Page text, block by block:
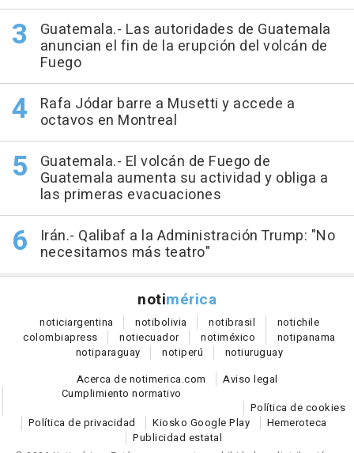
Guatemala.- Las autoridades de Guatemala
anuncian el fin de la erupción del volcán de
Fuego
Rafa Jódar barre a Musetti y accede a
octavos en Montreal
Guatemala.- El volcán de Fuego de
Guatemala aumenta su actividad y obliga a
las primeras evacuaciones
Irán.- Qalibaf a la Administración Trump: "No
necesitamos más teatro"
notimérica
noticiargentina notibolivia notibrasil notichile
colombiapress notiecuador notiméxico notipanama
notiparaguay notiperú notiuruguay
Acerca de notimerica.com
Aviso legal
Cumplimiento normativo
Política de cookies
Política de privacidad
Kiosko Google Play
Hemeroteca
Publicidad estatal